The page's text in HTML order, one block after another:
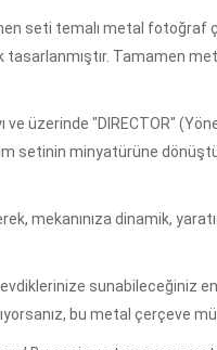
seti temalı metal fotoğraf
Tamamen
üzerinde "DIRECTOR"
setinin minyatürüne
mekanınıza dinamik,
sunabileceğiniz
bu metal çerçeve